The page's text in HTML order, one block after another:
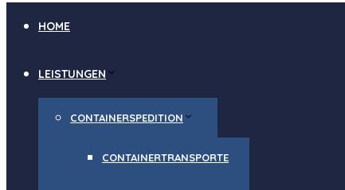
HOME
LEISTUNGEN
CONTAINERSPEDITION
CONTAINERTRANSPORTE